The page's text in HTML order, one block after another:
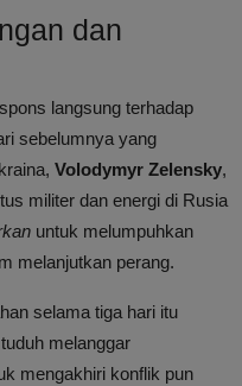
dan
langsung terhadap
sebelumnya yang
Volodymyr Zelensky,
militer dan energi di Rusia
untuk melumpuhkan
melanjutkan perang.
selama tiga hari itu
melanggar
mengakhiri konflik pun